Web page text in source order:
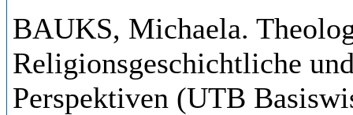
BAUKS, Michaela.
Religionsgeschichtliche
Perspektiven (UTB